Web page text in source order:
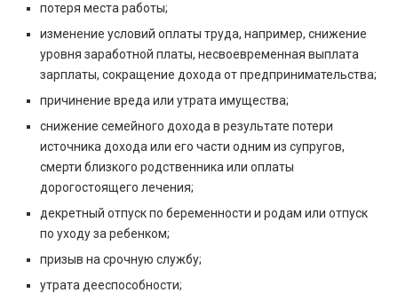
потеря места работы;
изменение условий оплаты труда, например, снижение
уровня заработной платы, несвоевременная выплата
зарплаты, сокращение дохода от предпринимательства;
причинение вреда или утрата имущества;
снижение семейного дохода в результате потери
источника дохода или его части одним из супругов,
смерти близкого родственника или оплаты
дорогостоящего лечения;
декретный отпуск по беременности и родам или отпуск
по уходу за ребенком;
призыв на срочную службу;
утрата дееспособности;